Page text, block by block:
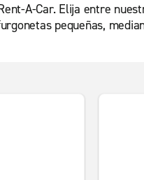
A-Car. Elija entre
pequeñas,